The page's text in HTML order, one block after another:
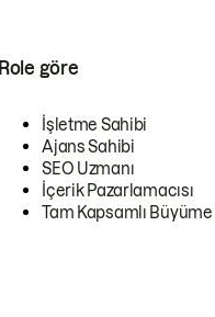
Role göre
İşletme Sahibi
Ajans Sahibi
SEO Uzmanı
İçerik Pazarlamacısı
Tam Kapsamlı